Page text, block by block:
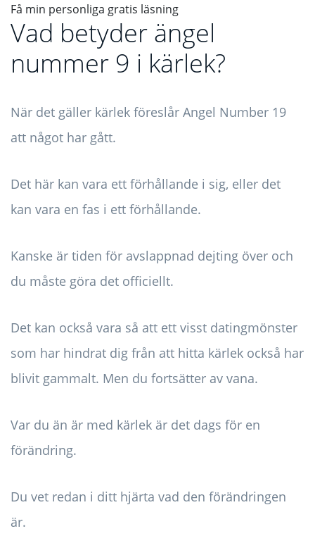
Få min personliga gratis läsning
Vad betyder ängel
nummer 9 i kärlek?
När det gäller kärlek föreslår Angel Number 19
att något har gått.
Det här kan vara ett förhållande i sig, eller det
kan vara en fas i ett förhållande.
Kanske är tiden för avslappnad dejting över och
du måste göra det officiellt.
Det kan också vara så att ett visst datingmönster
som har hindrat dig från att hitta kärlek också har
blivit gammalt. Men du fortsätter av vana.
Var du än är med kärlek är det dags för en
förändring.
Du vet redan i ditt hjärta vad den förändringen
är.